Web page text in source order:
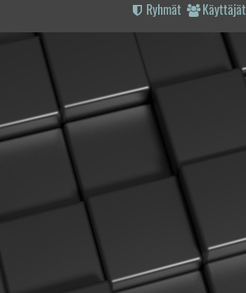
Käyttäjät
Ryhmät